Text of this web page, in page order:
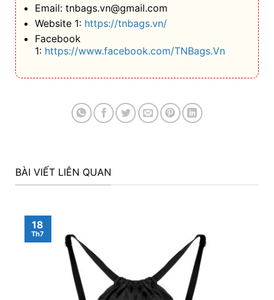
Email: tnbags.vn@gmail.com
Website 1: https://tnbags.vn/
Facebook
1: https://www.facebook.com/TNBags.Vn
BÀI VIẾT LIÊN QUAN
18
Th7